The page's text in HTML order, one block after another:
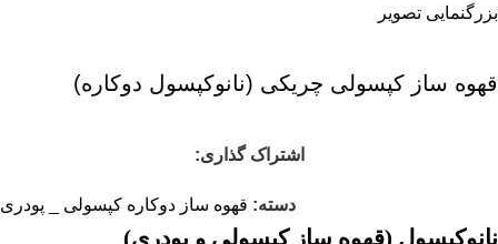
بزرگنمایی تصویر
قهوه ساز کپسولی چریکی (نانوکپسول دوکاره)
اشتراک گذاری:
دسته: قهوه ساز دوکاره کپسولی _ پودری